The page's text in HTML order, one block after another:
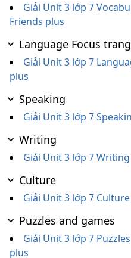
Giải Unit 3 lớp 7
Friends plus
Language Focus
Giải Unit 3 lớp 7
plus
Speaking
Giải Unit 3 lớp 7
Writing
Giải Unit 3 lớp 7
Culture
Giải Unit 3 lớp 7
Puzzles and games
Giải Unit 3 lớp 7
plus